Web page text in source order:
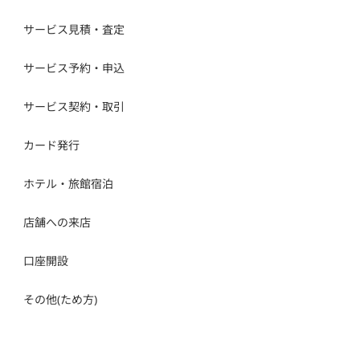
サービス見積・査定
サービス予約・申込
サービス契約・取引
カード発行
ホテル・旅館宿泊
店舗への来店
口座開設
その他(ため方)